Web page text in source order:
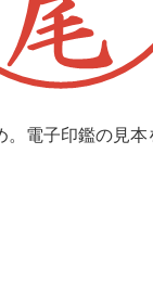
。電子印鑑の見本